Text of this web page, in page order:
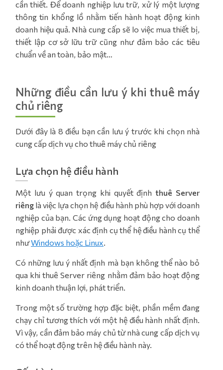
cần thiết. Để doanh nghiệp lưu trữ, xử lý một lượng
thông tin khổng lồ nhằm tiến hành hoạt động kinh
doanh hiệu quả. Nhà cung cấp sẽ lo việc mua thiết bị,
thiết lập cơ sở lữu trữ cũng như đảm bảo các tiêu
chuẩn về an toàn, bảo mật…
Những điều cần lưu ý khi thuê máy
chủ riêng
Dưới đây là 8 điều bạn cần lưu ý trước khi chọn nhà
cung cấp dịch vụ cho thuê máy chủ riêng
Lựa chọn hệ điều hành
Một lưu ý quan trọng khi quyết địnhthuê Server
riêng là việc lựa chọn hệ điều hành phù hợp với doanh
nghiệp của bạn. Các ứng dụng hoạt động cho doanh
nghiệp phải được xác định cụ thể hệ điều hành cụ thể
nhưWindows hoặc Linux
Có những lưu ý nhất định mà bạn không thể nào bỏ
qua khi thuê Server riêng nhằm đảm bảo hoạt động
kinh doanh thuận lợi, phát triển.
Trong một số trường hợp đặc biệt, phần mềm đang
chạy chỉ tương thích với một hệ điều hành nhất định.
Vì vậy, cần đảm bảo máy chủ từ nhà cung cấp dịch vụ
có thể hoạt động trên hệ điều hành này.